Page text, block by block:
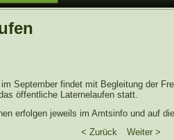
September findet mit Begleitung der
öffentliche Laternelaufen statt.
erfolgen jeweils im Amtsinfo und auf
< Zurück
Weiter >